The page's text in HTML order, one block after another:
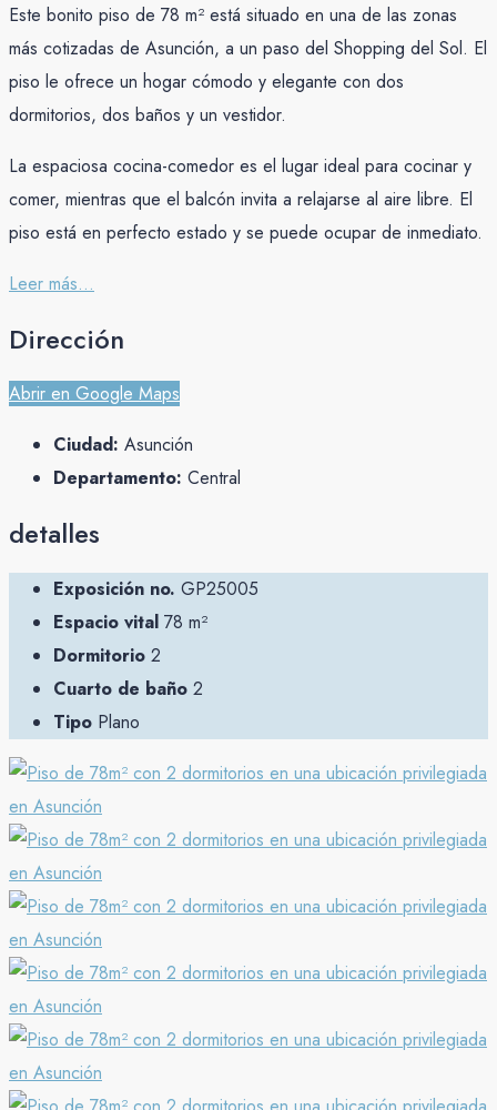
Este bonito piso de 78 m² está situado en una de las zonas
más cotizadas de Asunción, a un paso del Shopping del Sol. El
piso le ofrece un hogar cómodo y elegante con dos
dormitorios, dos baños y un vestidor.
La espaciosa cocina-comedor es el lugar ideal para cocinar y
comer, mientras que el balcón invita a relajarse al aire libre. El
piso está en perfecto estado y se puede ocupar de inmediato.
Leer más...
Dirección
Abrir en Google Maps
Ciudad: Asunción
Departamento: Central
detalles
Exposición no. GP25005
Espacio vital 78 m²
Dormitorio 2
Cuarto de baño 2
Tipo Plano